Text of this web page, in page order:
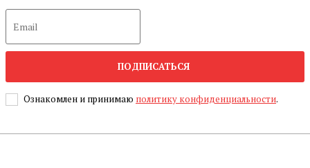
ПОДПИСАТЬСЯ
Ознакомлен и принимаю политику конфиденциальности.